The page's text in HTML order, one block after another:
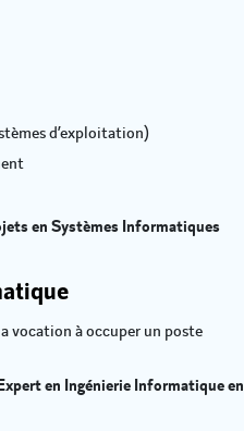
d’exploitation)
en Systèmes Informatiques
vocation à occuper un poste
en Ingénierie Informatique en